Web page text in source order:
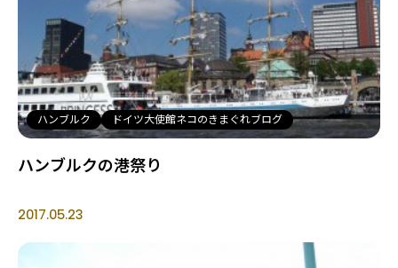
ハンブルク ドイツ大使館ネコのきまぐれブログ
ハンブルクの港祭り
2017.05.23